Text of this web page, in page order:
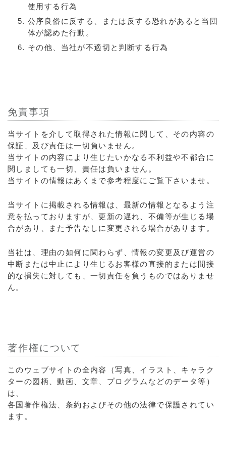
使用する行為
公序良俗に反する、または反する恐れがあると当団
体が認めた行動。
その他、当社が不適切と判断する行為
免責事項
当サイトを介して取得された情報に関して、その内容の
保証、及び責任は一切負いません。
当サイトの内容により生じたいかなる不利益や不都合に
関しましても一切、責任は負いません。
当サイトの情報はあくまで参考程度にご覧下さいませ。
当サイトに掲載される情報は、最新の情報となるよう注
意を払っておりますが、更新の遅れ、不備等が生じる場
合があり、また予告なしに変更される場合があります。
当社は、理由の如何に関わらず、情報の変更及び運営の
中断または中止により生じるお客様の直接的または間接
的な損失に対しても、一切責任を負うものではありませ
ん。
著作権について
このウェブサイトの全内容（写真、イラスト、キャラク
ターの図柄、動画、文章、プログラムなどのデータ等）
は、
各国著作権法、条約およびその他の法律で保護されてい
ます。